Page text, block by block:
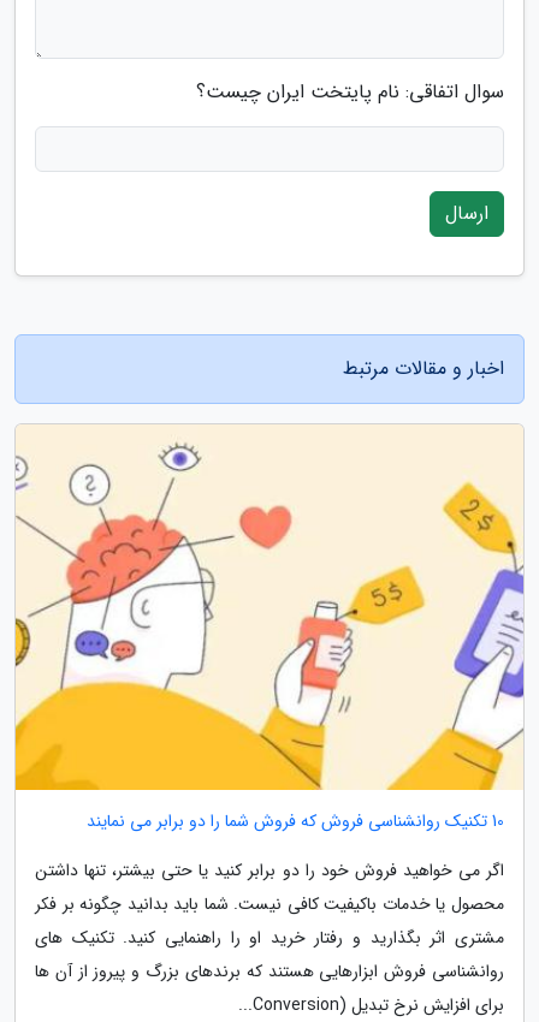
سوال اتفاقی: نام پایتخت ایران چیست؟
ارسال
اخبار و مقالات مرتبط
10 تکنیک روانشناسی فروش که فروش شما را دو برابر می نمایند
اگر می خواهید فروش خود را دو برابر کنید یا حتی بیشتر، تنها داشتن
محصول یا خدمات باکیفیت کافی نیست. شما باید بدانید چگونه بر فکر
مشتری اثر بگذارید و رفتار خرید او را راهنمایی کنید. تکنیک های
روانشناسی فروش ابزارهایی هستند که برندهای بزرگ و پیروز از آن ها
برای افزایش نرخ تبدیل (Conversion...